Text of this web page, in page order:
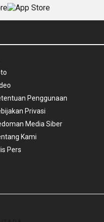
Penggunaan
Privasi
Media Siber
Kami
Pers